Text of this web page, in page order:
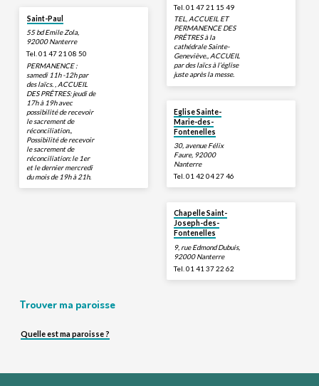
Saint-Paul
55 bd Emile Zola,
92000 Nanterre
Tel. 01 47 21 08 50
PERMANENCE :
samedi 11h -12h par
des laïcs. , ACCUEIL
DES PRÊTRES: jeudi de
17h à 19h avec
possibilité de recevoir
le sacrement de
réconciliation.,
Possibilité de recevoir
le sacrement de
réconciliation: le 1er
et le dernier mercredi
du mois de 19h à 21h.
Tel. 01 47 21 15 49
TEL, ACCUEIL ET
PERMANENCE DES
PRÊTRES à la
cathédrale Sainte-
Geneviève., ACCUEIL
par des laïcs à l’église
juste après la messe.
Eglise Sainte-
Marie-des-
Fontenelles
30, avenue Félix
Faure, 92000
Nanterre
Tel. 01 42 04 27 46
Chapelle Saint-
Joseph-des-
Fontenelles
9, rue Edmond Dubuis,
92000 Nanterre
Tel. 01 41 37 22 62
Trouver ma paroisse
Quelle est ma paroisse ?